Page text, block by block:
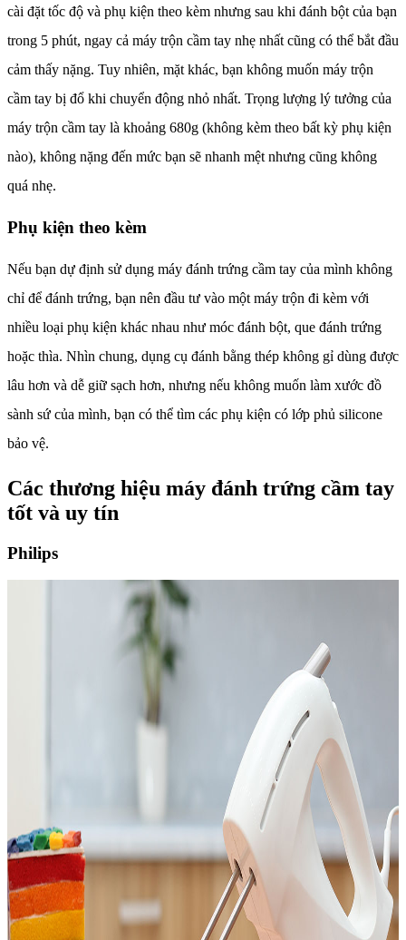
cài đặt tốc độ và phụ kiện theo kèm nhưng sau khi đánh bột của bạn
trong 5 phút, ngay cả máy trộn cầm tay nhẹ nhất cũng có thể bắt đầu
cảm thấy nặng. Tuy nhiên, mặt khác, bạn không muốn máy trộn
cầm tay bị đổ khi chuyển động nhỏ nhất. Trọng lượng lý tưởng của
máy trộn cầm tay là khoảng 680g (không kèm theo bất kỳ phụ kiện
nào), không nặng đến mức bạn sẽ nhanh mệt nhưng cũng không
quá nhẹ.
Phụ kiện theo kèm
Nếu bạn dự định sử dụng máy đánh trứng cầm tay của mình không
chỉ để đánh trứng, bạn nên đầu tư vào một máy trộn đi kèm với
nhiều loại phụ kiện khác nhau như móc đánh bột, que đánh trứng
hoặc thìa. Nhìn chung, dụng cụ đánh bằng thép không gỉ dùng được
lâu hơn và dễ giữ sạch hơn, nhưng nếu không muốn làm xước đồ
sành sứ của mình, bạn có thể tìm các phụ kiện có lớp phủ silicone
bảo vệ.
Các thương hiệu máy đánh trứng cầm tay
tốt và uy tín
Philips